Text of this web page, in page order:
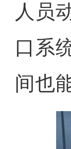
人员
口系
间也